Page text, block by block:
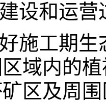
设和运
好施工期
域内的
区及周